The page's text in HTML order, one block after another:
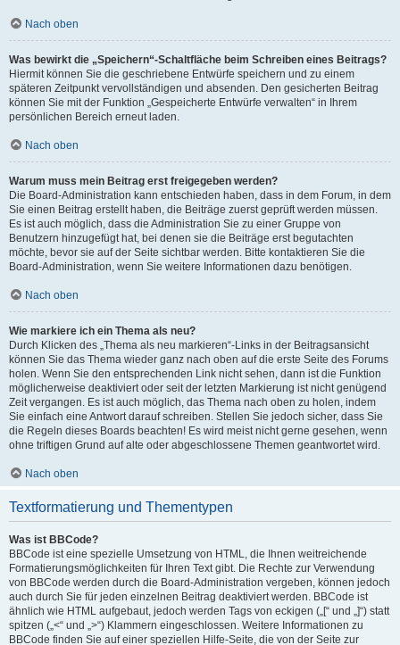
Nach oben
Was bewirkt die „Speichern“-Schaltfläche beim Schreiben eines Beitrags?
Hiermit können Sie die geschriebene Entwürfe speichern und zu einem
späteren Zeitpunkt vervollständigen und absenden. Den gesicherten Beitrag
können Sie mit der Funktion „Gespeicherte Entwürfe verwalten“ in Ihrem
persönlichen Bereich erneut laden.
Nach oben
Warum muss mein Beitrag erst freigegeben werden?
Die Board-Administration kann entschieden haben, dass in dem Forum, in dem
Sie einen Beitrag erstellt haben, die Beiträge zuerst geprüft werden müssen.
Es ist auch möglich, dass die Administration Sie zu einer Gruppe von
Benutzern hinzugefügt hat, bei denen sie die Beiträge erst begutachten
möchte, bevor sie auf der Seite sichtbar werden. Bitte kontaktieren Sie die
Board-Administration, wenn Sie weitere Informationen dazu benötigen.
Nach oben
Wie markiere ich ein Thema als neu?
Durch Klicken des „Thema als neu markieren“-Links in der Beitragsansicht
können Sie das Thema wieder ganz nach oben auf die erste Seite des Forums
holen. Wenn Sie den entsprechenden Link nicht sehen, dann ist die Funktion
möglicherweise deaktiviert oder seit der letzten Markierung ist nicht genügend
Zeit vergangen. Es ist auch möglich, das Thema nach oben zu holen, indem
Sie einfach eine Antwort darauf schreiben. Stellen Sie jedoch sicher, dass Sie
die Regeln dieses Boards beachten! Es wird meist nicht gerne gesehen, wenn
ohne triftigen Grund auf alte oder abgeschlossene Themen geantwortet wird.
Nach oben
Textformatierung und Thementypen
Was ist BBCode?
BBCode ist eine spezielle Umsetzung von HTML, die Ihnen weitreichende
Formatierungsmöglichkeiten für Ihren Text gibt. Die Rechte zur Verwendung
von BBCode werden durch die Board-Administration vergeben, können jedoch
auch durch Sie für jeden einzelnen Beitrag deaktiviert werden. BBCode ist
ähnlich wie HTML aufgebaut, jedoch werden Tags von eckigen („[“ und „]“) statt
spitzen („<“ und „>“) Klammern eingeschlossen. Weitere Informationen zu
BBCode finden Sie auf einer speziellen Hilfe-Seite, die von der Seite zur